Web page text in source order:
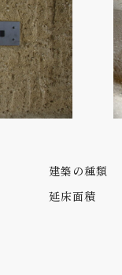
建築の種類
延床面積